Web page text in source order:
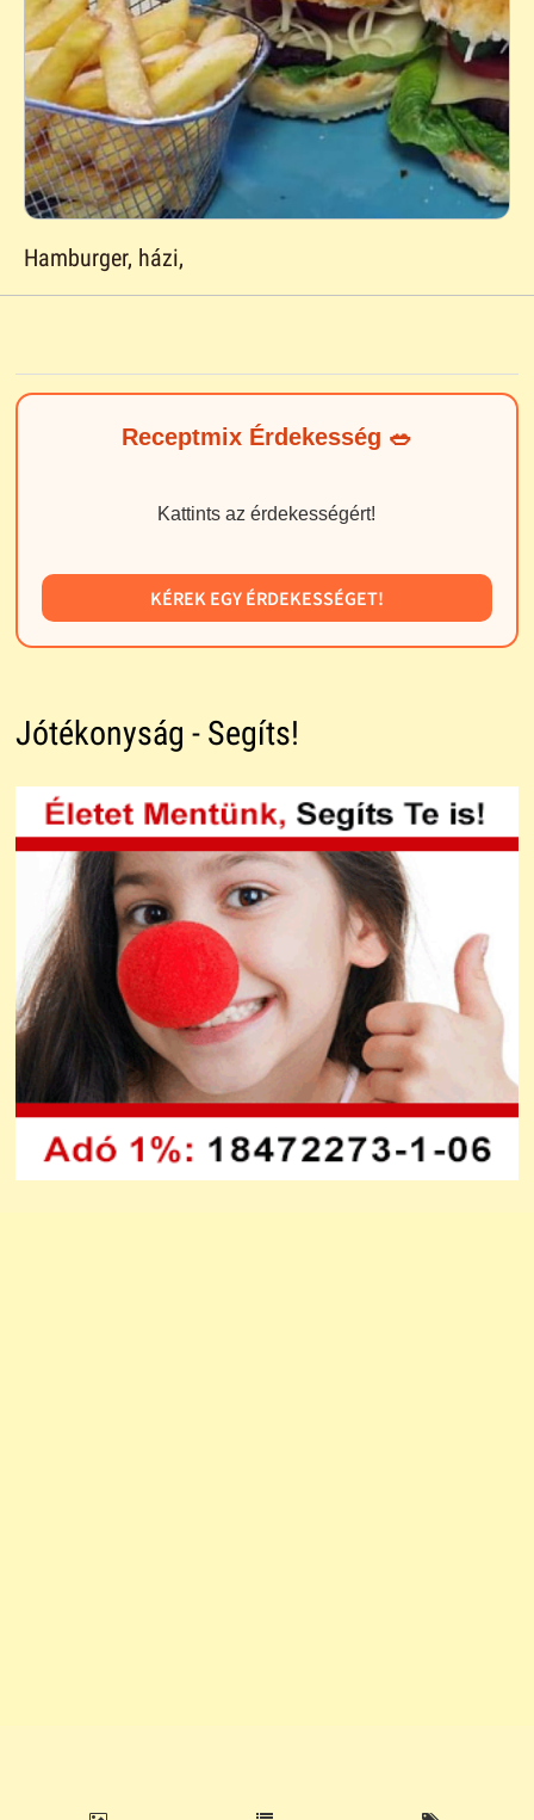
Hamburger, házi,
Receptmix Érdekesség 🥗
Kattints az érdekességért!
KÉREK EGY ÉRDEKESSÉGET!
Jótékonyság - Segíts!